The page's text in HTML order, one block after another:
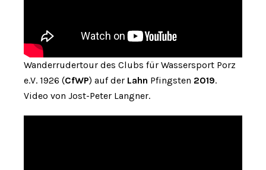
Wanderrudertour des Clubs für Wassersport Porz
e.V. 1926 (CfWP) auf der Lahn Pfingsten 2019.
Video von Jost-Peter Langner.